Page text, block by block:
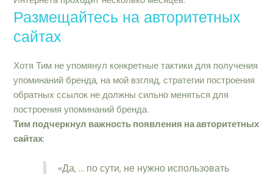
Размещайтесь на авторитетных
сайтах
Хотя Тим не упомянул конкретные тактики для получения
упоминаний бренда, на мой взгляд, стратегии построения
обратных ссылок не должны сильно меняться для
построения упоминаний бренда.
Тим подчеркнул важность появления на авторитетных
сайтах:
«Да, … по сути, не нужно использовать